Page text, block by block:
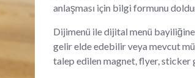
anlaşması için bilgi formunu
Dijimenü ile dijital menü
gelir elde edebilir veya mevcut
talep edilen magnet, flyer,